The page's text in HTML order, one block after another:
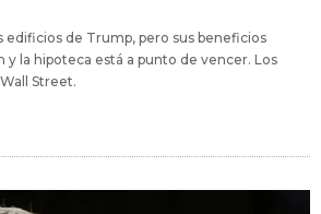
edificios de Trump, pero sus beneficios
y la hipoteca está a punto de vencer. Los
Street.